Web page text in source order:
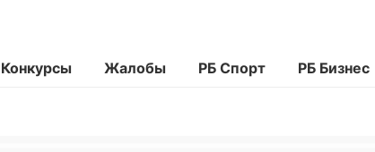
Конкурсы Жалобы РБ Спорт РБ Бизнес